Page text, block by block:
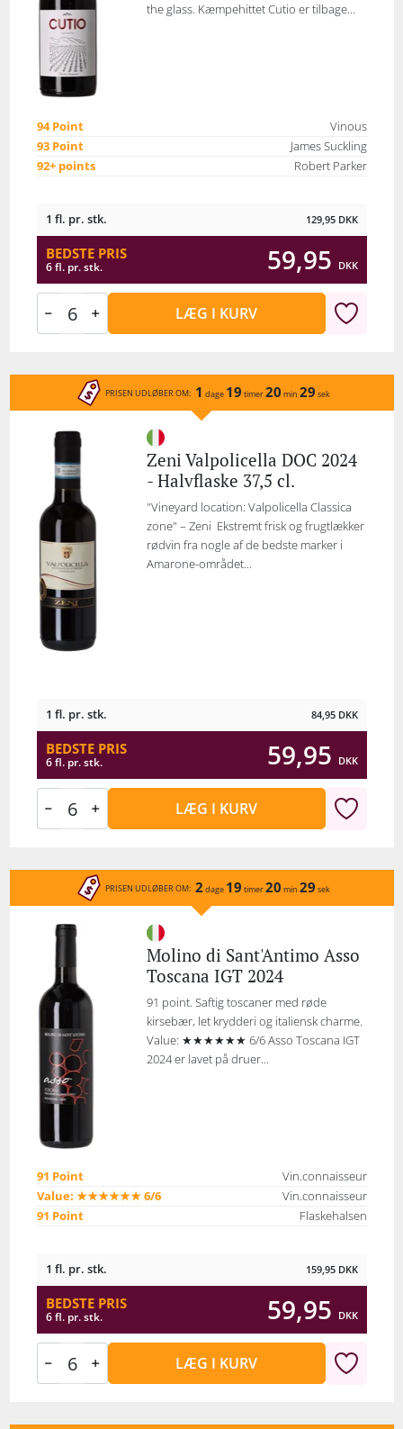
the glass. Kæmpehittet Cutio er tilbage...
94 Point
Vinous
93 Point
James Suckling
92+ points
Robert Parker
1 fl. pr. stk. 129,95 DKK
BEDSTE PRIS
6 fl. pr. stk. 59,95 DKK
LÆG I KURV
PRISEN UDLØBER OM: 1 dage 19 timer20 min 29 sek
Zeni Valpolicella DOC 2024
- Halvflaske 37,5 cl.
"Vineyard location: Valpolicella Classica
zone" – Zeni Ekstremt frisk og frugtlækker
rødvin fra nogle af de bedste marker i
Amarone-området...
1 fl. pr. stk. 84,95 DKK
BEDSTE PRIS
6 fl. pr. stk. 59,95 DKK
LÆG I KURV
PRISEN UDLØBER OM: 2 dage 19 timer20 min 29 sek
Molino di Sant'Antimo Asso
Toscana IGT 2024
91 point. Saftig toscaner med røde
kirsebær, let krydderi og italiensk charme.
Value: ★★★★★★ 6/6 Asso Toscana IGT
2024 er lavet på druer...
91 Point
Vin.connaisseur
Value: ★★★★★★ 6/6
Vin.connaisseur
91 Point
Flaskehalsen
1 fl. pr. stk. 159,95 DKK
BEDSTE PRIS
6 fl. pr. stk. 59,95 DKK
LÆG I KURV